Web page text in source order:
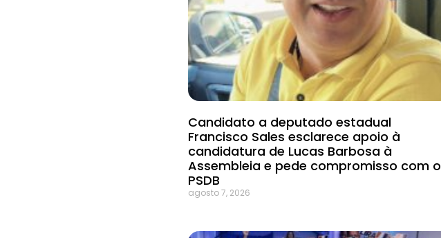
Candidato a deputado estadual
Francisco Sales esclarece apoio à
candidatura de Lucas Barbosa à
Assembleia e pede compromisso com o
PSDB
agosto 7, 2026